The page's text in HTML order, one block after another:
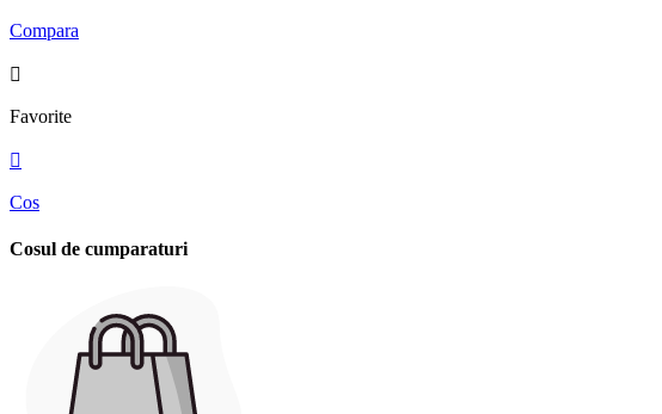
Compara

Favorite

Cos
Cosul de cumparaturi